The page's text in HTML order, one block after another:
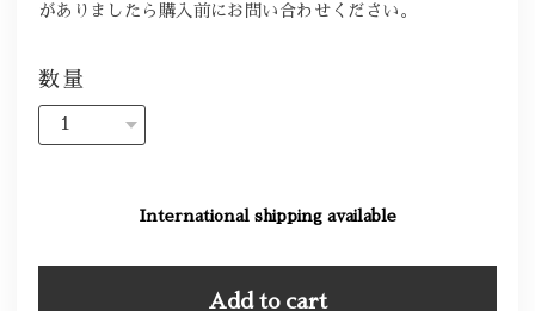
がありましたら購入前にお問い合わせください。
数量
International shipping available
Add to cart